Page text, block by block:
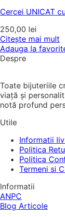
Cercei UNICAT
250,00 lei
Citește mai mult
Adauga la
Despre
Toate bijuteriile
viață și
notă profund
Utile
Informatii
Politica
Politica
Termeni si
Informatii
ANPC
Blog Articole